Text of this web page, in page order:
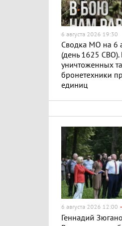
6 августа 2026 19:30
Сводка МО на 6
(день 1625 СВО).
уничтоженных
бронетехники
единиц
6 августа 2026 12:00
Геннадий